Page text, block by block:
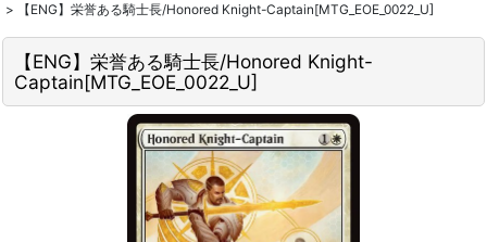
>
【ENG】栄誉ある騎士長/Honored Knight-Captain[MTG_EOE_0022_U]
【ENG】栄誉ある騎士長/Honored Knight-
Captain[MTG_EOE_0022_U]